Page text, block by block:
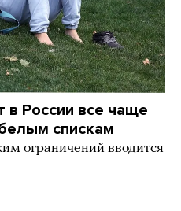
в России все чаще
спискам
ограничений вводится